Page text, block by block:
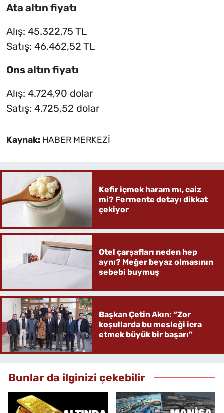
Ata altın fiyatı
Alış: 45.322,75 TL
Satış: 46.462,52 TL
Ons altın fiyatı
Alış: 4.724,90 dolar
Satış: 4.725,52 dolar
Kaynak: HABER MERKEZİ
Kefir içmek haram mı, caiz
mi? Fermente detayı dikkat
çekiyor
Otel çarşafları neden hep
aynı? Meğer beyaz olmasının
sebebi buymuş
Başkan Çetin Akın: “Zor
koşullarda bu mesleği icra
etmek büyük bir başarı”
Bunlar da ilginizi çekebilir